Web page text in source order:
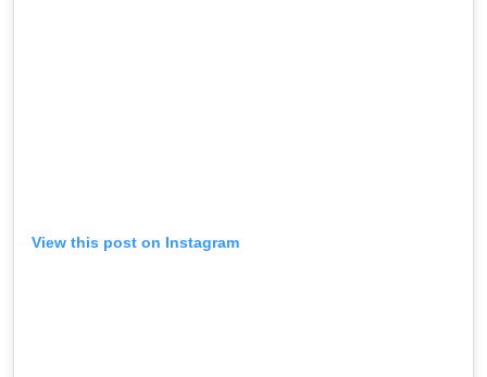
View this post on Instagram